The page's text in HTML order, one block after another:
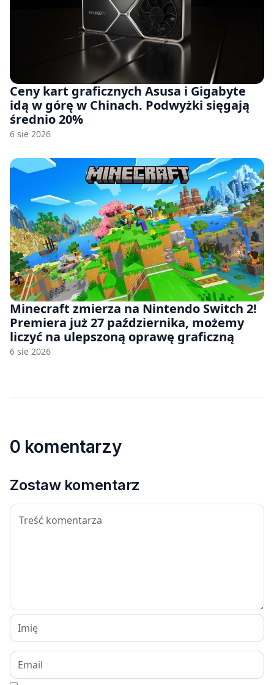
Ceny kart graficznych Asusa i Gigabyte
idą w górę w Chinach. Podwyżki sięgają
średnio 20%
6 sie 2026
Minecraft zmierza na Nintendo Switch 2!
Premiera już 27 października, możemy
liczyć na ulepszoną oprawę graficzną
6 sie 2026
0 komentarzy
Zostaw komentarz